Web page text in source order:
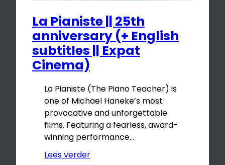
La Pianiste || 25th
anniversary (+ English
subtitles || Expat
Cinema)
La Pianiste (The Piano Teacher) is
one of Michael Haneke’s most
provocative and unforgettable
films. Featuring a fearless, award-
winning performance…
Lees verder